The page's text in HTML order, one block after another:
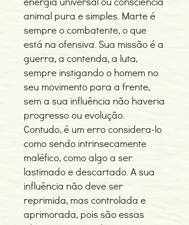
animal pura e simples. Marte é
sempre o combatente, o que
está na ofensiva. Sua missão é a
guerra, a contenda, a luta,
sempre instigando o homem no
seu movimento para a frente,
sem a sua influência não haveria
progresso ou evolução.
Contudo, é um erro considera-lo
como sendo intrinsecamente
maléfico, como algo a ser
lastimado e descartado. A sua
influência não deve ser
reprimida, mas controlada e
aprimorada, pois são essas